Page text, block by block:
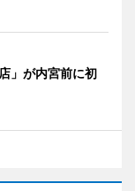
」が内宮前に初